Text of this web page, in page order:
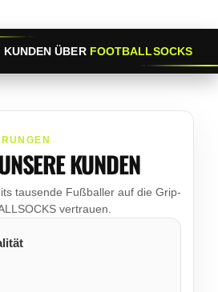
KUNDEN ÜBER FOOTBALLSOCKS
KUNDEN
tausende Fußballer auf die Grip-
vertrauen.